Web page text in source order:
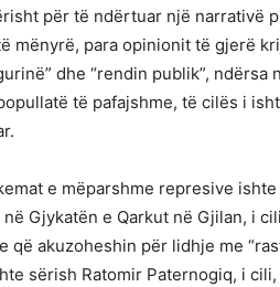
për të ndërtuar një narrativë
mënyrë, para opinionit të gjerë
dhe “rendin publik”,
të pafajshme, të cilës i
e mëparshme represive
Gjykatën e Qarkut në Gjilan, i
që akuzoheshin për lidhje me
sërish Ratomir Paternogiq, i